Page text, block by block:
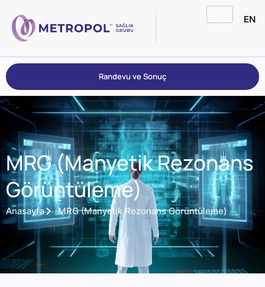
EN
Randevu ve Sonuç
MRG (Manyetik Rezonans
Görüntüleme)
Anasayfa MRG (Manyetik Rezonans Görüntüleme)